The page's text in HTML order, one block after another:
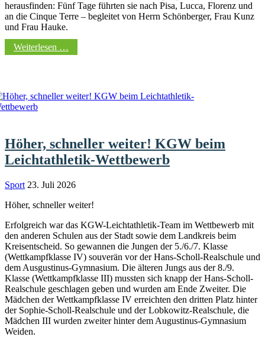
herausfinden: Fünf Tage führten sie nach Pisa, Lucca, Florenz und
an die Cinque Terre – begleitet von Herrn Schönberger, Frau Kunz
und Frau Hauke.
Weiterlesen …
Höher, schneller weiter! KGW beim
Leichtathletik-Wettbewerb
Sport 23. Juli 2026
Höher, schneller weiter!
Erfolgreich war das KGW-Leichtathletik-Team im Wettbewerb mit
den anderen Schulen aus der Stadt sowie dem Landkreis beim
Kreisentscheid. So gewannen die Jungen der 5./6./7. Klasse
(Wettkampfklasse IV) souverän vor der Hans-Scholl-Realschule und
dem Ausgustinus-Gymnasium. Die älteren Jungs aus der 8./9.
Klasse (Wettkampfklasse III) mussten sich knapp der Hans-Scholl-
Realschule geschlagen geben und wurden am Ende Zweiter. Die
Mädchen der Wettkampfklasse IV erreichten den dritten Platz hinter
der Sophie-Scholl-Realschule und der Lobkowitz-Realschule, die
Mädchen III wurden zweiter hinter dem Augustinus-Gymnasium
Weiden.